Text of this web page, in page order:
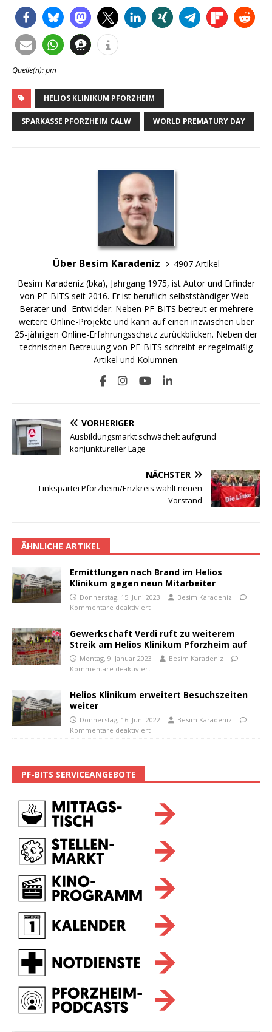
Quelle(n): pm
HELIOS KLINIKUM PFORZHEIM
SPARKASSE PFORZHEIM CALW WORLD PREMATURY DAY
Über Besim Karadeniz
4907 Artikel
Besim Karadeniz (bka), Jahrgang 1975, ist Autor und Erfinder
von PF-BITS seit 2016. Er ist beruflich selbstständiger Web-
Berater und -Entwickler. Neben PF-BITS betreut er mehrere
weitere Online-Projekte und kann auf einen inzwischen über
25-jährigen Online-Erfahrungsschatz zurückblicken. Neben der
technischen Betreuung von PF-BITS schreibt er regelmäßig
Artikel und Kolumnen.
VORHERIGER
Ausbildungsmarkt schwächelt aufgrund
konjunktureller Lage
NÄCHSTER
Linkspartei Pforzheim/Enzkreis wählt neuen
Vorstand
ÄHNLICHE ARTIKEL
Ermittlungen nach Brand im Helios
Klinikum gegen neun Mitarbeiter
Donnerstag, 15. Juni 2023
Besim Karadeniz
Kommentare deaktiviert
Gewerkschaft Verdi ruft zu weiterem
Streik am Helios Klinikum Pforzheim auf
Montag, 9. Januar 2023
Besim Karadeniz
Kommentare deaktiviert
Helios Klinikum erweitert Besuchszeiten
weiter
Donnerstag, 16. Juni 2022
Besim Karadeniz
Kommentare deaktiviert
PF-BITS SERVICEANGEBOTE